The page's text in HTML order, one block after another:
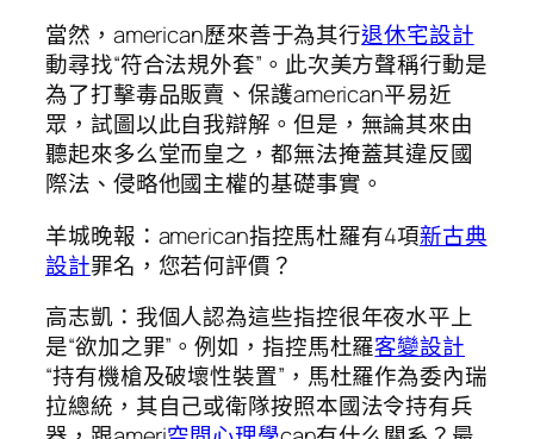
當然，american歷來善于為其行退休宅設計
動尋找“符合法規外套”。此次美方聲稱行動是
為了打擊毒品販賣、保護american平易近
眾，試圖以此自我辯解。但是，無論其來由
聽起來多么堂而皇之，都無法掩蓋其違反國
際法、侵略他國主權的基礎事實。
羊城晚報：american指控馬杜羅有4項新古典
設計罪名，您若何評價？
高志凱：我個人認為這些指控很年夜水平上
是“欲加之罪”。例如，指控馬杜羅客變設計
“持有機槍及破壞性裝置”，馬杜羅作為委內瑞
拉總統，其自己或衛隊按照本國法令持有兵